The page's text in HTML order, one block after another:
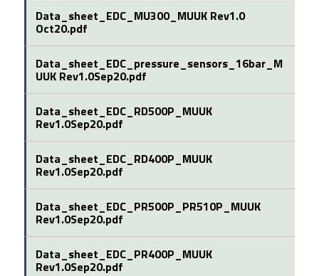
Data_sheet_EDC_MU300_MUUK Rev1.0
Oct20.pdf
Data_sheet_EDC_pressure_sensors_16bar_M
UUK Rev1.0Sep20.pdf
Data_sheet_EDC_RD500P_MUUK
Rev1.0Sep20.pdf
Data_sheet_EDC_RD400P_MUUK
Rev1.0Sep20.pdf
Data_sheet_EDC_PR500P_PR510P_MUUK
Rev1.0Sep20.pdf
Data_sheet_EDC_PR400P_MUUK
Rev1.0Sep20.pdf